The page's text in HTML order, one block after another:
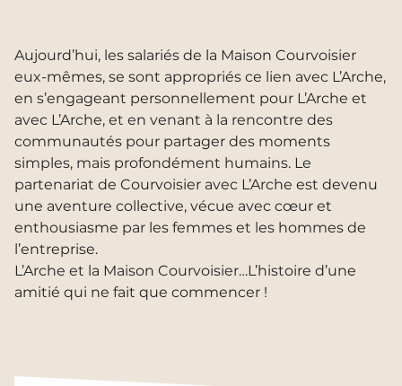
Aujourd’hui, les salariés de la Maison Courvoisier
eux-mêmes, se sont appropriés ce lien avec L’Arche,
en s’engageant personnellement pour L’Arche et
avec L’Arche, et en venant à la rencontre des
communautés pour partager des moments
simples, mais profondément humains. Le
partenariat de Courvoisier avec L’Arche est devenu
une aventure collective, vécue avec cœur et
enthousiasme par les femmes et les hommes de
l’entreprise.
L’Arche et la Maison Courvoisier…L’histoire d’une
amitié qui ne fait que commencer !